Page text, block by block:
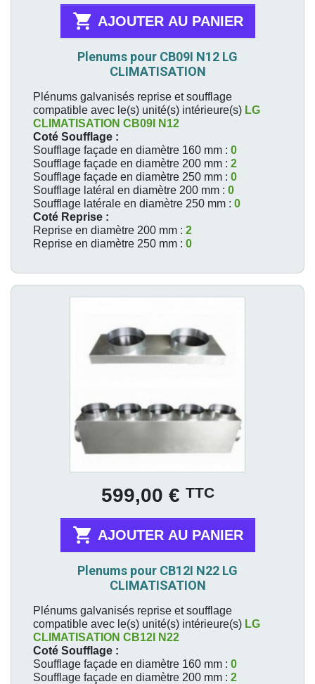
 AJOUTER AU PANIER
Plenums pour CB09I N12 LG
CLIMATISATION
Plénums galvanisés reprise et soufflage
compatible avec le(s) unité(s) intérieure(s) LG
CLIMATISATION CB09I N12
Coté Soufflage :
Soufflage façade en diamètre 160 mm : 0
Soufflage façade en diamètre 200 mm : 2
Soufflage façade en diamètre 250 mm : 0
Soufflage latéral en diamètre 200 mm : 0
Soufflage latérale en diamètre 250 mm : 0
Coté Reprise :
Reprise en diamètre 200 mm : 2
Reprise en diamètre 250 mm : 0
599,00 € TTC
 AJOUTER AU PANIER
Plenums pour CB12I N22 LG
CLIMATISATION
Plénums galvanisés reprise et soufflage
compatible avec le(s) unité(s) intérieure(s) LG
CLIMATISATION CB12I N22
Coté Soufflage :
Soufflage façade en diamètre 160 mm : 0
Soufflage façade en diamètre 200 mm : 2